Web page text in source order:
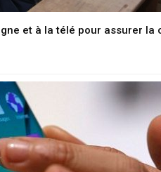
et à la télé pour assurer la